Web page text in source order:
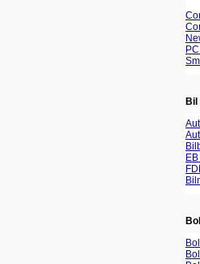
Bil